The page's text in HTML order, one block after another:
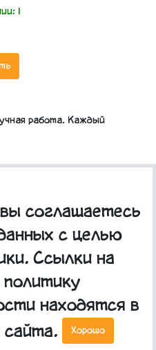
1
работа. Каждый
соглашаетесь
с целью
Ссылки на
находятся в
сайта.
Хорошо